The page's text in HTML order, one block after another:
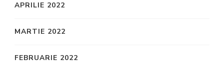
APRILIE 2022
MARTIE 2022
FEBRUARIE 2022